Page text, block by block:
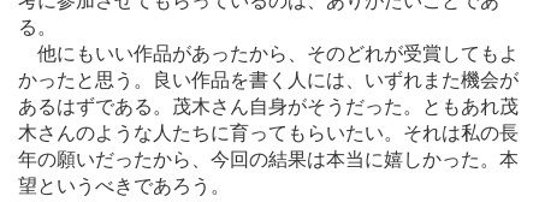
る。
他にもいい作品があったから、そのどれが受賞してもよ
かったと思う。良い作品を書く人には、いずれまた機会が
あるはずである。茂木さん自身がそうだった。ともあれ茂
木さんのような人たちに育ってもらいたい。それは私の長
年の願いだったから、今回の結果は本当に嬉しかった。本
望というべきであろう。